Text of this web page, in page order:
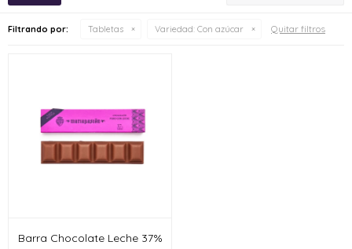
Filtrando por: Tabletas Variedad: Con azúcar Quitar filtros
Barra Chocolate Leche 37%